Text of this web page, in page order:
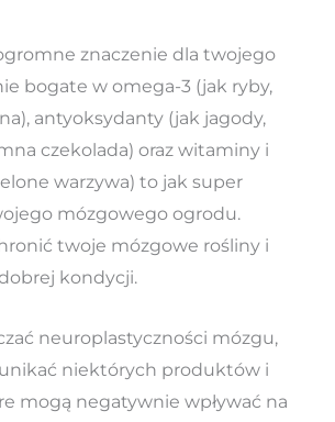
znaczenie dla twojego
bogate w omega-3 (jak ryby,
antyoksydanty (jak jagody,
czekolada) oraz witaminy i
warzywa) to jak super
mózgowego ogrodu.
twoje mózgowe rośliny i
kondycji.
neuroplastyczności mózgu,
niektórych produktów i
mogą negatywnie wpływać na